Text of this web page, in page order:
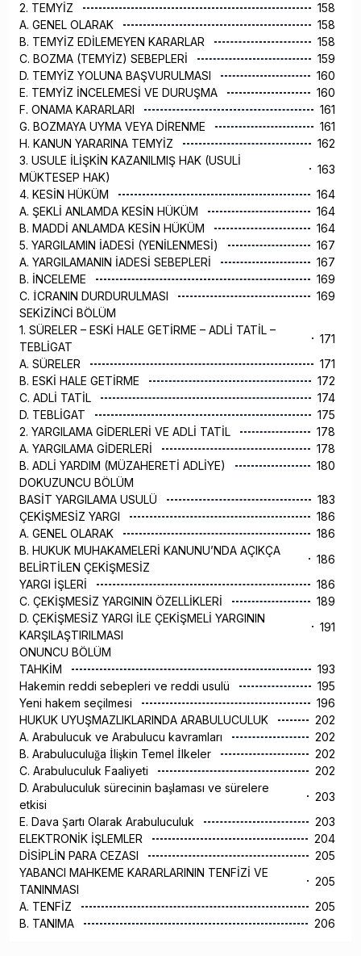
2. TEMYİZ
158
A. GENEL OLARAK
158
B. TEMYİZ EDİLEMEYEN KARARLAR
158
C. BOZMA (TEMYİZ) SEBEPLERİ
159
D. TEMYİZ YOLUNA BAŞVURULMASI
160
E. TEMYİZ İNCELEMESİ VE DURUŞMA
160
F. ONAMA KARARLARI
161
G. BOZMAYA UYMA VEYA DİRENME
161
H. KANUN YARARINA TEMYİZ
162
3. USULE İLİŞKİN KAZANILMIŞ HAK (USULİ
MÜKTESEP HAK)
163
4. KESİN HÜKÜM
164
A. ŞEKLİ ANLAMDA KESİN HÜKÜM
164
B. MADDİ ANLAMDA KESİN HÜKÜM
164
5. YARGILAMIN İADESİ (YENİLENMESİ)
167
A. YARGILAMANIN İADESİ SEBEPLERİ
167
B. İNCELEME
169
C. İCRANIN DURDURULMASI
169
SEKİZİNCİ BÖLÜM
1. SÜRELER – ESKİ HALE GETİRME – ADLİ TATİL –
TEBLİGAT
171
A. SÜRELER
171
B. ESKİ HALE GETİRME
172
C. ADLİ TATİL
174
D. TEBLİGAT
175
2. YARGILAMA GİDERLERİ VE ADLİ TATİL
178
A. YARGILAMA GİDERLERİ
178
B. ADLİ YARDIM (MÜZAHERETİ ADLİYE)
180
DOKUZUNCU BÖLÜM
BASİT YARGILAMA USULÜ
183
ÇEKİŞMESİZ YARGI
186
A. GENEL OLARAK
186
B. HUKUK MUHAKAMELERİ KANUNU’NDA AÇIKÇA
BELİRTİLEN ÇEKİŞMESİZ
186
YARGI İŞLERİ
186
C. ÇEKİŞMESİZ YARGININ ÖZELLİKLERİ
189
D. ÇEKİŞMESİZ YARGI İLE ÇEKİŞMELİ YARGININ
KARŞILAŞTIRILMASI
191
ONUNCU BÖLÜM
TAHKİM
193
Hakemin reddi sebepleri ve reddi usulü
195
Yeni hakem seçilmesi
196
HUKUK UYUŞMAZLIKLARINDA ARABULUCULUK
202
A. Arabulucuk ve Arabulucu kavramları
202
B. Arabuluculuğa İlişkin Temel İlkeler
202
C. Arabuluculuk Faaliyeti
202
D. Arabuluculuk sürecinin başlaması ve sürelere
etkisi
203
E. Dava Şartı Olarak Arabuluculuk
203
ELEKTRONİK İŞLEMLER
204
DİSİPLİN PARA CEZASI
205
YABANCI MAHKEME KARARLARININ TENFİZİ VE
TANINMASI
205
A. TENFİZ
205
B. TANIMA
206